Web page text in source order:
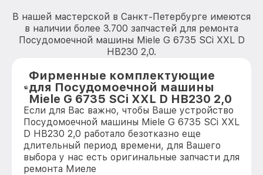
В нашей мастерской в Санкт-Петербурге имеются
в наличии более 3.700 запчастей для ремонта
Посудомоечной машины Miele G 6735 SCi XXL D
HB230 2,0.
Фирменные комплектующие
для Посудомоечной машины
Miele G 6735 SCi XXL D HB230 2,0
Если для Вас важно, чтобы Ваше устройство
Посудомоечной машины Miele G 6735 SCi XXL
D HB230 2,0 работало безотказно еще
длительный период времени, для Вашего
выбора у нас есть оригинальные запчасти для
ремонта Миеле